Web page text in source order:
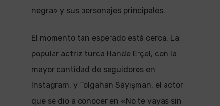
negra» y sus personajes principales.
El momento tan esperado está cerca. La
popular actriz turca Hande Erçel, con la
mayor cantidad de seguidores en
Instagram, y Tolgahan Sayışman, el actor
que se dio a conocer en «No te vayas sin